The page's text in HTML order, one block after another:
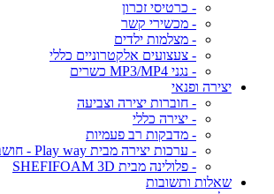
- כרטיסי זכרון
- מכשירי קשר
- מצלמות ילדים
- צעצועים אלקטרוניים כללי
- נגני MP3/MP4 כשרים
יצירה ופנאי
- חוברות יצירה וצביעה
- יצירה כללי
- מדבקות רב פעמיות
- ערכות יצירה מבית Play way - חושבים יצירה
- פלולינה מבית SHEFIFOAM 3D
שאלות ותשובות